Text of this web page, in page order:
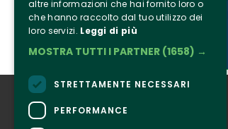
Who we are
altre informazioni che hai fornito loro o
che hanno raccolto dal tuo utilizzo dei
loro servizi. Leggi di più
MOSTRA TUTTI I PARTNER (1658) →
STRETTAMENTE NECESSARI
PERFORMANCE